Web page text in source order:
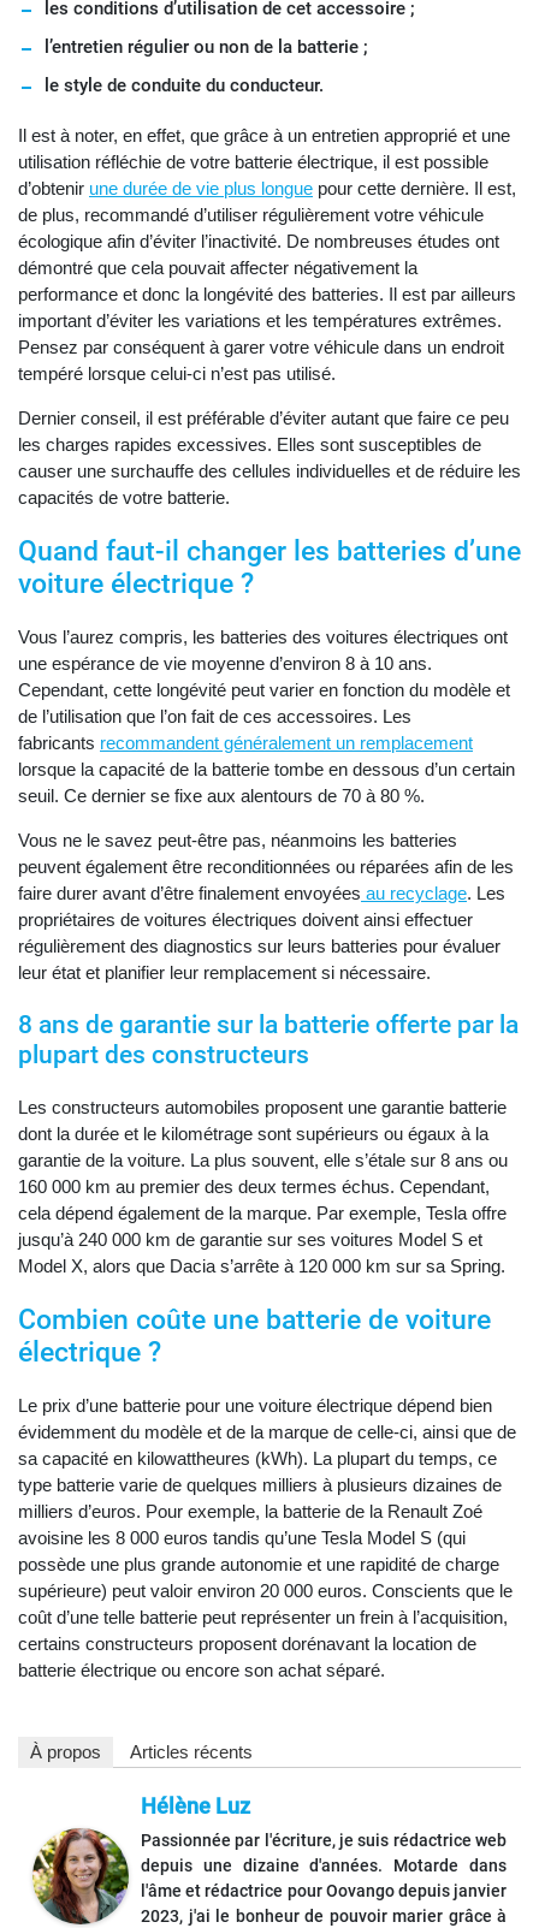
les conditions d’utilisation de cet accessoire ;
l’entretien régulier ou non de la batterie ;
le style de conduite du conducteur.
Il est à noter, en effet, que grâce à un entretien approprié et une
utilisation réfléchie de votre batterie électrique, il est possible
d’obtenir une durée de vie plus longue pour cette dernière. Il est,
de plus, recommandé d’utiliser régulièrement votre véhicule
écologique afin d’éviter l’inactivité. De nombreuses études ont
démontré que cela pouvait affecter négativement la
performance et donc la longévité des batteries. Il est par ailleurs
important d’éviter les variations et les températures extrêmes.
Pensez par conséquent à garer votre véhicule dans un endroit
tempéré lorsque celui-ci n’est pas utilisé.
Dernier conseil, il est préférable d’éviter autant que faire ce peu
les charges rapides excessives. Elles sont susceptibles de
causer une surchauffe des cellules individuelles et de réduire les
capacités de votre batterie.
Quand faut-il changer les batteries d’une
voiture électrique ?
Vous l’aurez compris, les batteries des voitures électriques ont
une espérance de vie moyenne d’environ 8 à 10 ans.
Cependant, cette longévité peut varier en fonction du modèle et
de l’utilisation que l’on fait de ces accessoires. Les
fabricants recommandent généralement un remplacement
lorsque la capacité de la batterie tombe en dessous d’un certain
seuil. Ce dernier se fixe aux alentours de 70 à 80 %.
Vous ne le savez peut-être pas, néanmoins les batteries
peuvent également être reconditionnées ou réparées afin de les
faire durer avant d’être finalement envoyées au recyclage. Les
propriétaires de voitures électriques doivent ainsi effectuer
régulièrement des diagnostics sur leurs batteries pour évaluer
leur état et planifier leur remplacement si nécessaire.
8 ans de garantie sur la batterie offerte par la
plupart des constructeurs
Les constructeurs automobiles proposent une garantie batterie
dont la durée et le kilométrage sont supérieurs ou égaux à la
garantie de la voiture. La plus souvent, elle s’étale sur 8 ans ou
160 000 km au premier des deux termes échus. Cependant,
cela dépend également de la marque. Par exemple, Tesla offre
jusqu’à 240 000 km de garantie sur ses voitures Model S et
Model X, alors que Dacia s’arrête à 120 000 km sur sa Spring.
Combien coûte une batterie de voiture
électrique ?
Le prix d’une batterie pour une voiture électrique dépend bien
évidemment du modèle et de la marque de celle-ci, ainsi que de
sa capacité en kilowattheures (kWh). La plupart du temps, ce
type batterie varie de quelques milliers à plusieurs dizaines de
milliers d’euros. Pour exemple, la batterie de la Renault Zoé
avoisine les 8 000 euros tandis qu’une Tesla Model S (qui
possède une plus grande autonomie et une rapidité de charge
supérieure) peut valoir environ 20 000 euros. Conscients que le
coût d’une telle batterie peut représenter un frein à l’acquisition,
certains constructeurs proposent dorénavant la location de
batterie électrique ou encore son achat séparé.
À propos Articles récents
Hélène Luz
Passionnée par l'écriture, je suis rédactrice web
depuis une dizaine d'années. Motarde dans
l'âme et rédactrice pour Oovango depuis janvier
2023, j'ai le bonheur de pouvoir marier grâce à